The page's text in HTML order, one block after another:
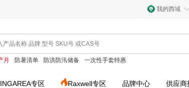
我的西域
月 防暑清单 防洪防汛储备 一次性手套特惠
专区 Raxwell专区 品牌中心 供应商